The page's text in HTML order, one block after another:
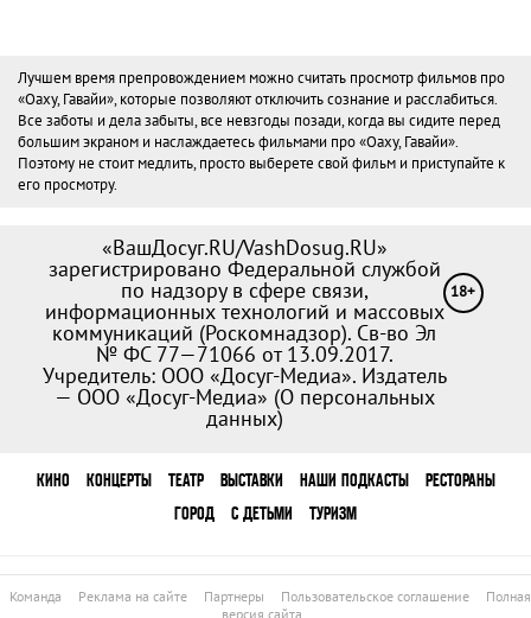
Лучшем время препровождением можно считать просмотр фильмов про
«Оаху, Гавайи», которые позволяют отключить сознание и расслабиться.
Все заботы и дела забыты, все невзгоды позади, когда вы сидите перед
большим экраном и наслаждаетесь фильмами про «Оаху, Гавайи».
Поэтому не стоит медлить, просто выберете свой фильм и приступайте к
его просмотру.
«ВашДосуг.RU/VashDosug.RU»
зарегистрировано Федеральной службой
по надзору в сфере связи,
информационных технологий и массовых
коммуникаций (Роскомнадзор). Св-во Эл
№ ФС 77—71066 от 13.09.2017.
Учредитель: ООО «Досуг-Медиа». Издатель
— ООО «Досуг-Медиа» (О персональных
данных)
18+
КИНО КОНЦЕРТЫ ТЕАТР ВЫСТАВКИ НАШИ ПОДКАСТЫ
РЕСТОРАНЫ
ГОРОД
С ДЕТЬМИ ТУРИЗМ
Команда Реклама на сайте Партнеры Пользовательское соглашение
Полная
версия сайта